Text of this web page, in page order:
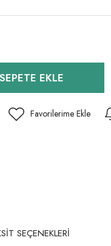
SEPETE EKLE
SEÇENEKLERİ